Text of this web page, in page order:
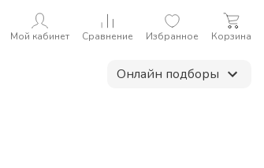
Мой кабинет Сравнение Избранное Корзина
Онлайн подборы